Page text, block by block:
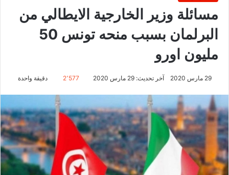
مسائلة وزير الخارجية الايطالي من
البرلمان بسبب منحه تونس 50
مليون اورو
29 مارس 2020 آخر تحديث: 29 مارس 2020 2٬577 دقيقة واحدة